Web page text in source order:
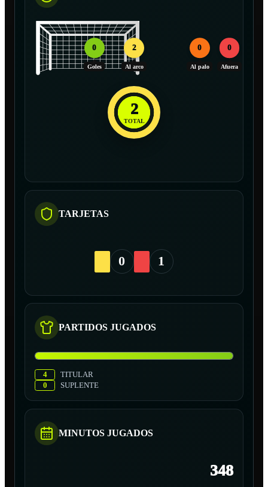
0
Goles
2
Al arco
0
Al palo
0
Afuera
2
TOTAL
TARJETAS
0 1
PARTIDOS JUGADOS
4
TITULAR
0
SUPLENTE
MINUTOS JUGADOS
348